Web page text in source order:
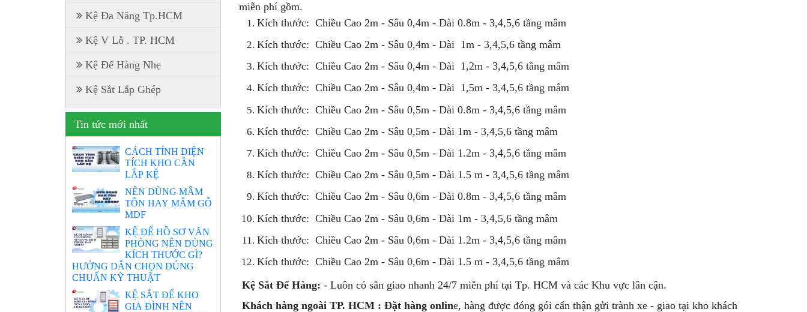
miễn phí gồm.
Kích thước: Chiều Cao 2m - Sâu 0,4m - Dài 0.8m - 3,4,5,6 tầng mâm
Kích thước: Chiều Cao 2m - Sâu 0,4m - Dài 1m - 3,4,5,6 tầng mâm
Kích thước: Chiều Cao 2m - Sâu 0,4m - Dài 1,2m - 3,4,5,6 tầng mâm
Kích thước: Chiều Cao 2m - Sâu 0,4m - Dài 1,5m - 3,4,5,6 tầng mâm
Kích thước: Chiều Cao 2m - Sâu 0,5m - Dài 0.8m - 3,4,5,6 tầng mâm
Kích thước: Chiều Cao 2m - Sâu 0,5m - Dài 1m - 3,4,5,6 tầng mâm
Kích thước: Chiều Cao 2m - Sâu 0,5m - Dài 1.2m - 3,4,5,6 tầng mâm
Kích thước: Chiều Cao 2m - Sâu 0,5m - Dài 1.5 m - 3,4,5,6 tầng mâm
Kích thước: Chiều Cao 2m - Sâu 0,6m - Dài 0.8m - 3,4,5,6 tầng mâm
Kích thước: Chiều Cao 2m - Sâu 0,6m - Dài 1m - 3,4,5,6 tầng mâm
Kích thước: Chiều Cao 2m - Sâu 0,6m - Dài 1.2m - 3,4,5,6 tầng mâm
Kích thước: Chiều Cao 2m - Sâu 0,6m - Dài 1.5 m - 3,4,5,6 tầng mâm
Kệ Sắt Để Hàng:- Luôn có sẵn giao nhanh 24/7 miễn phí tại Tp. HCM và các Khu vực lân cận.
Khách hàng ngoài TP. HCM : Đặt hàng online, hàng được đóng gói cẩn thận gửi trành xe - giao tại kho khách
Kệ Đa Năng Tp.HCM
Kệ V Lỗ . TP. HCM
Kệ Để Hàng Nhẹ
Kệ Sắt Lắp Ghép
Tin tức mới nhất
CÁCH TÍNH DIỆN
TÍCH KHO CẦN
LẮP KỆ
NÊN DÙNG MÂM
TÔN HAY MÂM GỖ
MDF
KỆ ĐỂ HỒ SƠ VĂN
PHÒNG NÊN DÙNG
KÍCH THƯỚC GÌ?
HƯỚNG DẪN CHỌN ĐÚNG
CHUẨN KỸ THUẬT
KỆ SẮT ĐỂ KHO
GIA ĐÌNH NÊN